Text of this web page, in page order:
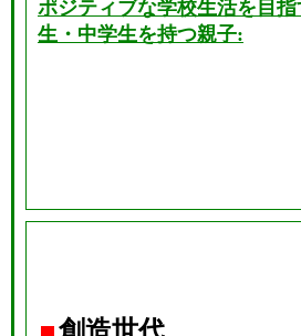
ポジティブな学校生活を目
生・中学生を持つ親子: